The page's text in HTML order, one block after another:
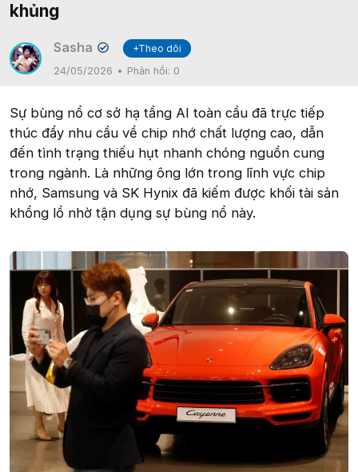
khủng
Sasha ✔
+Theo dõi
24/05/2026
Phản hồi: 0
Sự bùng nổ cơ sở hạ tầng AI toàn cầu đã trực tiếp
thúc đẩy nhu cầu về chip nhớ chất lượng cao, dẫn
đến tình trạng thiếu hụt nhanh chóng nguồn cung
trong ngành. Là những ông lớn trong lĩnh vực chip
nhớ, Samsung và SK Hynix đã kiếm được khối tài sản
khổng lồ nhờ tận dụng sự bùng nổ này.